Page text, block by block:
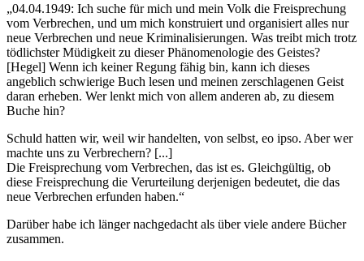
„04.04.1949: Ich suche für mich und mein Volk die Freisprechung
vom Verbrechen, und um mich konstruiert und organisiert alles nur
neue Verbrechen und neue Kriminalisierungen. Was treibt mich trotz
tödlichster Müdigkeit zu dieser Phänomenologie des Geistes?
[Hegel] Wenn ich keiner Regung fähig bin, kann ich dieses
angeblich schwierige Buch lesen und meinen zerschlagenen Geist
daran erheben. Wer lenkt mich von allem anderen ab, zu diesem
Buche hin?
Schuld hatten wir, weil wir handelten, von selbst, eo ipso. Aber wer
machte uns zu Verbrechern? [...]
Die Freisprechung vom Verbrechen, das ist es. Gleichgültig, ob
diese Freisprechung die Verurteilung derjenigen bedeutet, die das
neue Verbrechen erfunden haben.“
Darüber habe ich länger nachgedacht als über viele andere Bücher
zusammen.